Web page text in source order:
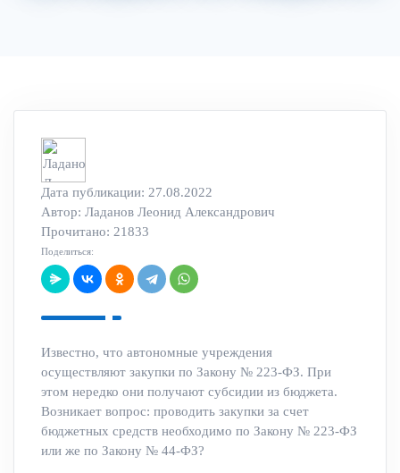
Дата публикации: 27.08.2022
Автор: Ладанов Леонид Александрович
Прочитано: 21833
Поделиться:
Известно, что автономные учреждения
осуществляют закупки по Закону № 223-ФЗ. При
этом нередко они получают субсидии из бюджета.
Возникает вопрос: проводить закупки за счет
бюджетных средств необходимо по Закону № 223-ФЗ
или же по Закону № 44-ФЗ?